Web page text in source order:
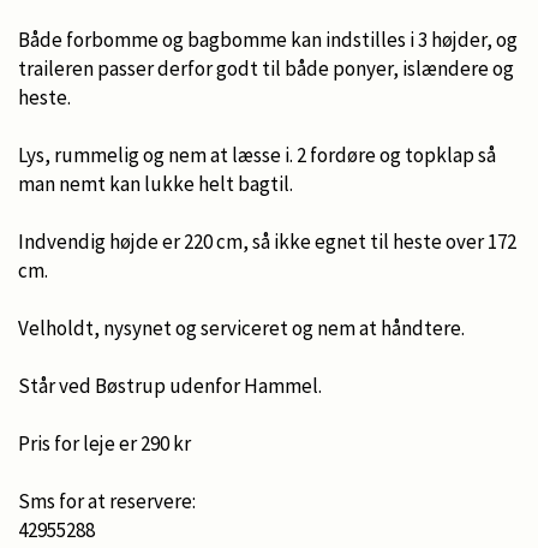
Både forbomme og bagbomme kan indstilles i 3 højder, og
traileren passer derfor godt til både ponyer, islændere og
heste.
Lys, rummelig og nem at læsse i. 2 fordøre og topklap så
man nemt kan lukke helt bagtil.
Indvendig højde er 220 cm, så ikke egnet til heste over 172
cm.
Velholdt, nysynet og serviceret og nem at håndtere.
Står ved Bøstrup udenfor Hammel.
Pris for leje er 290 kr
Sms for at reservere:
42955288